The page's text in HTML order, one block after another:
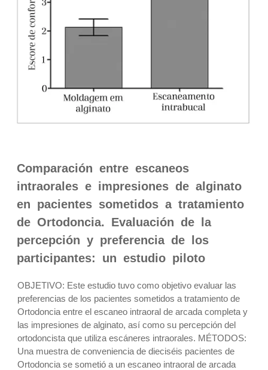
Comparación entre escaneos
intraorales e impresiones de alginato
en pacientes sometidos a tratamiento
de Ortodoncia. Evaluación de la
percepción y preferencia de los
participantes: un estudio piloto
OBJETIVO: Este estudio tuvo como objetivo evaluar las
preferencias de los pacientes sometidos a tratamiento de
Ortodoncia entre el escaneo intraoral de arcada completa y
las impresiones de alginato, así como su percepción del
ortodoncista que utiliza escáneres intraorales. MÉTODOS:
Una muestra de conveniencia de dieciséis pacientes de
Ortodoncia se sometió a un escaneo intraoral de arcada